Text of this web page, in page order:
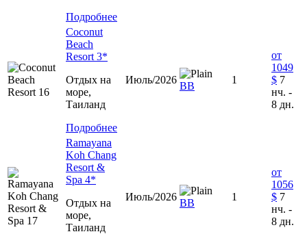
Подробнее
Coconut
Beach
Resort 3*
Отдых на
море,
Таиланд
Подробнее
Июль/2026
ВВ
1
от
1049
$ 7
нч. -
8 дн.
Ramayana
Koh Chang
Resort &
Spa 4*
Отдых на
море,
Таиланд
Июль/2026
ВВ
1
от
1056
$ 7
нч. -
8 дн.